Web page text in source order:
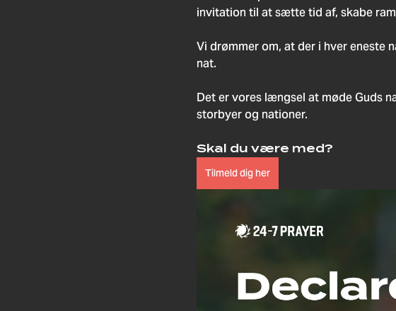
invitation til at sætte tid af, skabe
Vi drømmer om, at der i hver eneste
nat.
Det er vores længsel at møde Guds
storbyer og nationer.
Skal du være med?
Tilmeld dig her